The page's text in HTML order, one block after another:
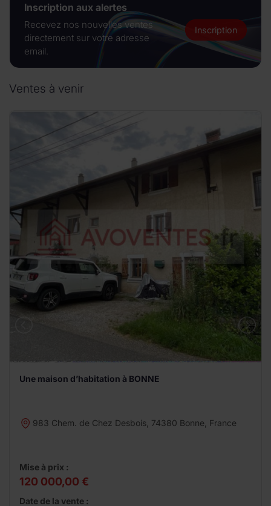
Inscription aux alertes
Recevez nos nouvelles ventes
directement sur votre adresse
email.
Inscription
Ventes à venir
Une maison d’habitation à BONNE
983 Chem. de Chez Desbois, 74380 Bonne, France
Mise à prix :
120 000,00 €
Date de la vente :